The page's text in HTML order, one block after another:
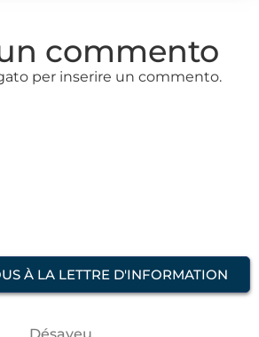
commento
per inserire un commento.
À LA LETTRE D'INFORMATION